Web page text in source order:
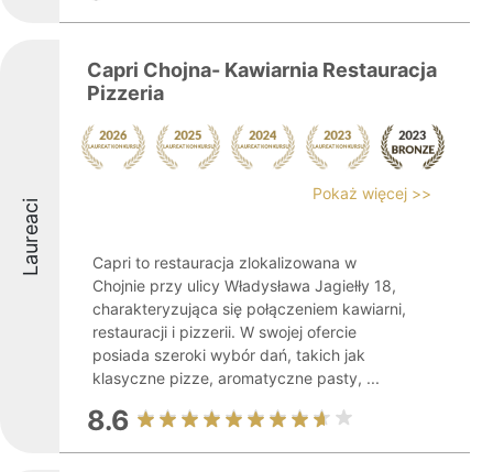
Laureaci
Capri Chojna- Kawiarnia Restauracja
Pizzeria
Pokaż więcej >>
Capri to restauracja zlokalizowana w
Chojnie przy ulicy Władysława Jagiełły 18,
charakteryzująca się połączeniem kawiarni,
restauracji i pizzerii. W swojej ofercie
posiada szeroki wybór dań, takich jak
klasyczne pizze, aromatyczne pasty, ...
8.6